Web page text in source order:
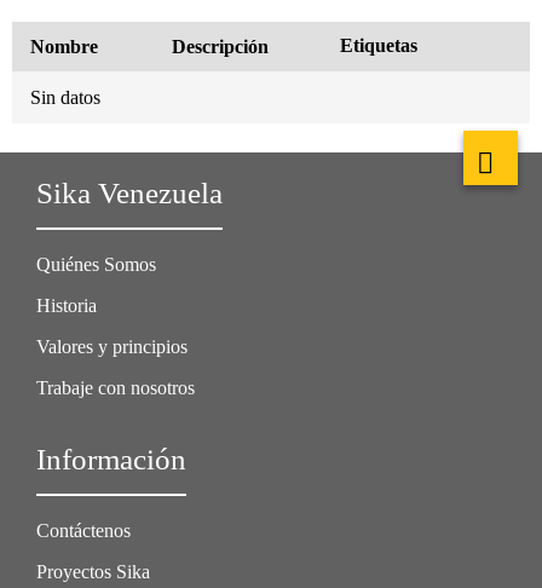
Nombre Descripción Etiquetas
Sin datos
Sika Venezuela
Quiénes Somos
Historia
Valores y principios
Trabaje con nosotros
Información
Contáctenos
Proyectos Sika